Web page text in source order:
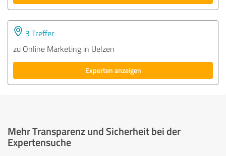
3 Treffer
zu Online Marketing in Uelzen
Experten anzeigen
Mehr Transparenz und Sicherheit bei der
Expertensuche